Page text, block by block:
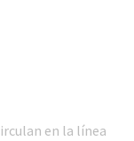
en la línea